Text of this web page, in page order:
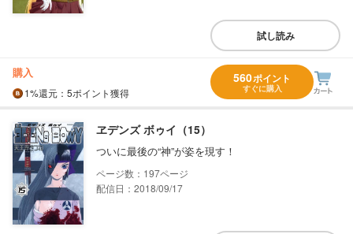
試し読み
購入
1%還元 ：5ポイント獲得
560ポイント
すぐに購入
ヱデンズ ボゥイ（15）
ついに最後の“神”が姿を現す！
197
配信日：2018/09/17